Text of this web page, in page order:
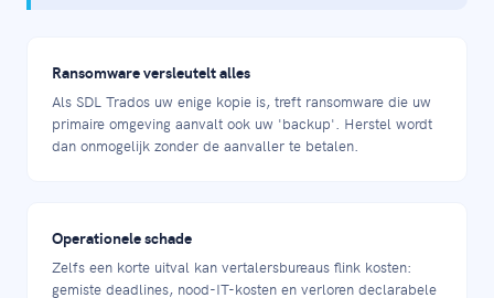
Ransomware versleutelt alles
Als SDL Trados uw enige kopie is, treft ransomware die uw
primaire omgeving aanvalt ook uw 'backup'. Herstel wordt
dan onmogelijk zonder de aanvaller te betalen.
Operationele schade
Zelfs een korte uitval kan vertalersbureaus flink kosten:
gemiste deadlines, nood-IT-kosten en verloren declarabele